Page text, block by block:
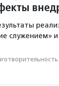
служением»